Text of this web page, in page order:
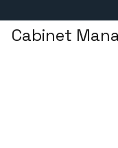
Cabinet